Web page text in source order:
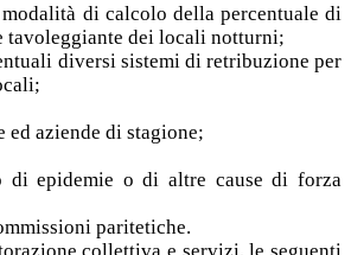
di calcolo della percentuale di
tavoleggiante dei locali notturni;
diversi sistemi di retribuzione per
ed aziende di stagione;
di epidemie o di altre cause di forza
paritetiche.
collettiva e servizi, le seguenti